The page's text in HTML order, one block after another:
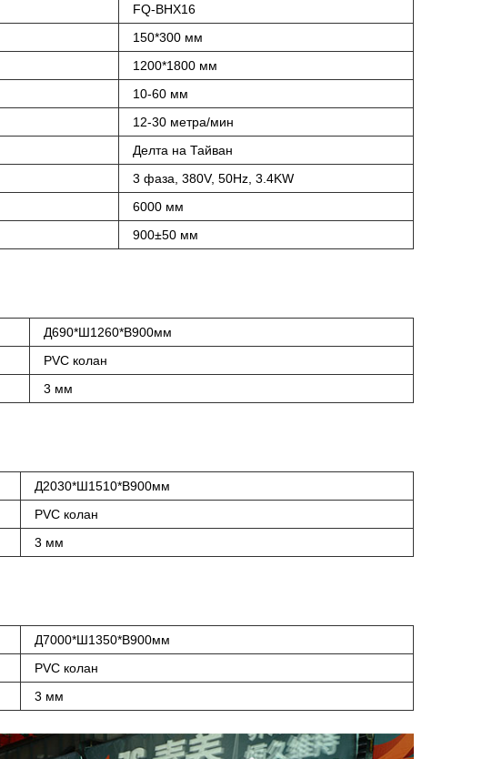
FQ-BHX16
150*300 мм
1200*1800 мм
10-60 мм
12-30 метра/мин
Делта на Тайван
3 фаза, 380V, 50Hz, 3.4KW
6000 мм
900±50 мм
Д690*Ш1260*В900мм
PVC колан
3 мм
Д2030*Ш1510*В900мм
PVC колан
3 мм
Д7000*Ш1350*В900мм
PVC колан
3 мм